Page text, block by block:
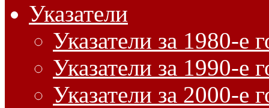
Указатели
Указатели за 1980-е
Указатели за 1990-е
Указатели за 2000-е